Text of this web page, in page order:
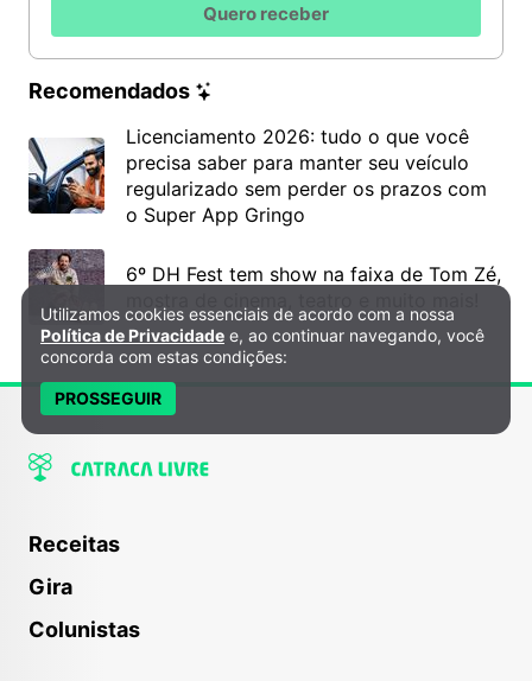
Quero receber
Recomendados
Licenciamento 2026: tudo o que você
precisa saber para manter seu veículo
regularizado sem perder os prazos com
o Super App Gringo
6º DH Fest tem show na faixa de Tom Zé,
Receitas
Gira
Colunistas
Política de Privacidade e Cookies
Utilizamos cookies essenciais de acordo com a nossa
Política de Privacidade e, ao continuar navegando, você
concorda com estas condições:
PROSSEGUIR